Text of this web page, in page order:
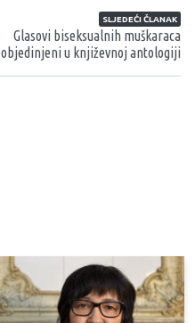
SLJEDEĆI ČLANAK
Glasovi biseksualnih muškaraca
objedinjeni u književnoj antologiji